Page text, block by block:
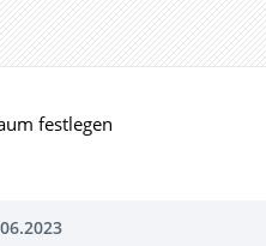
festlegen